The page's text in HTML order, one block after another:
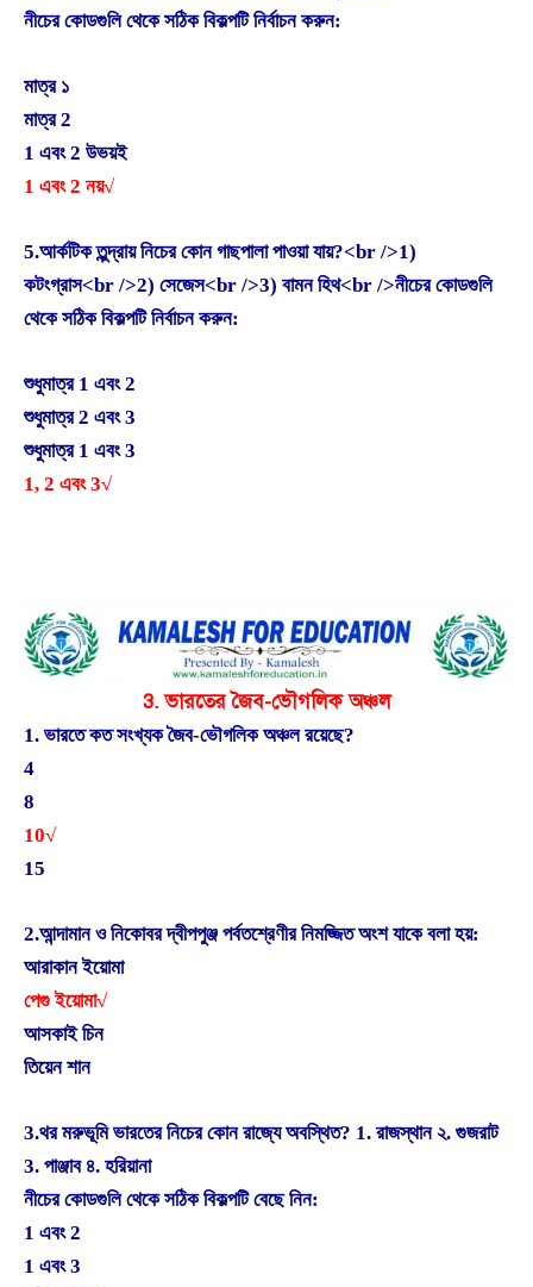
নীচের কোডগুলি থেকে সঠিক বিকল্পটি নির্বাচন করুন:
মাত্র ১
মাত্র 2
1 এবং 2 উভয়ই
1 এবং 2 নয়√
5.আর্কটিক তুন্দ্রায় নিচের কোন গাছপালা পাওয়া যায়?<br />1)
কটংগ্রাস<br />2) সেজেস<br />3) বামন হিথ<br />নীচের কোডগুলি
থেকে সঠিক বিকল্পটি নির্বাচন করুন:
শুধুমাত্র 1 এবং 2
শুধুমাত্র 2 এবং 3
শুধুমাত্র 1 এবং 3
1, 2 এবং 3√
3. ভারতের জৈব-ভৌগলিক অঞ্চল
1. ভারতে কত সংখ্যক জৈব-ভৌগলিক অঞ্চল রয়েছে?
4
8
10√
15
2.আন্দামান ও নিকোবর দ্বীপপুঞ্জ পর্বতশ্রেণীর নিমজ্জিত অংশ যাকে বলা হয়:
আরাকান ইয়োমা
পেগু ইয়োমা√
আসকাই চিন
তিয়েন শান
3.থর মরুভূমি ভারতের নিচের কোন রাজ্যে অবস্থিত? 1. রাজস্থান ২. গুজরাট
3. পাঞ্জাব ৪. হরিয়ানা
নীচের কোডগুলি থেকে সঠিক বিকল্পটি বেছে নিন:
1 এবং 2
1 এবং 3